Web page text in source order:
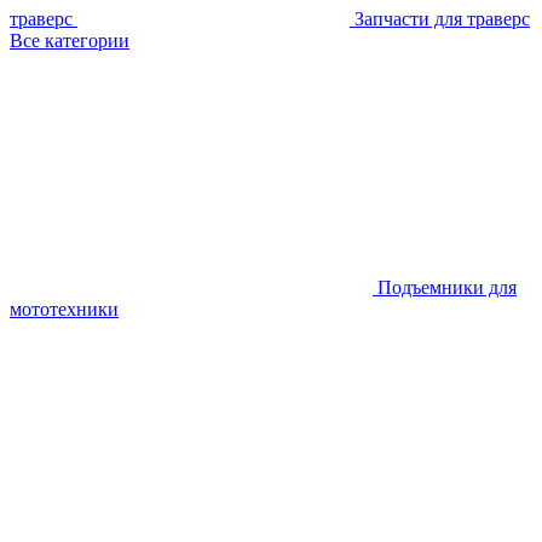
траверс
Запчасти для траверс
Все категории
Подъемники для
мототехники